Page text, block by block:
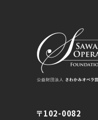
〒102-0082